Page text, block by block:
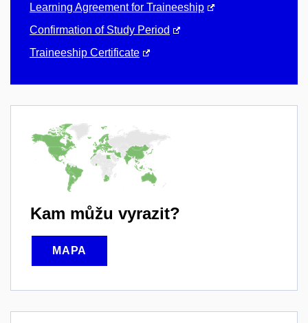
Learning Agreement for Traineeship
Confirmation of Study Period
Traineeship Certificate
Kam můžu vyrazit?
MAPA